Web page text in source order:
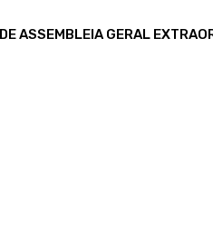
ASSEMBLEIA GERAL